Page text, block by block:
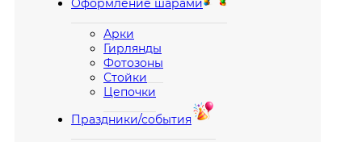
Оформление шарами
Арки
Гирлянды
Фотозоны
Стойки
Цепочки
Праздники/события